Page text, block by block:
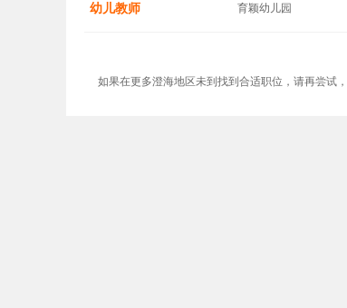
幼儿教师 育颖幼儿园
如果在更多澄海地区未到找到合适职位，请再尝试，